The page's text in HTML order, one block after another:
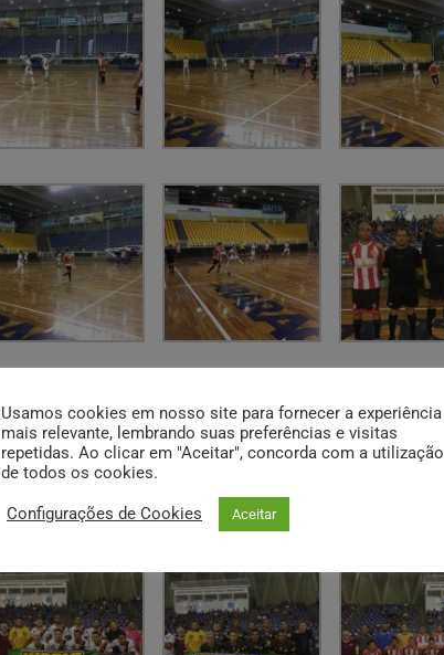
Usamos cookies em nosso site para fornecer a experiência
mais relevante, lembrando suas preferências e visitas
repetidas. Ao clicar em "Aceitar", concorda com a utilização
de todos os cookies.
Configurações de Cookies Aceitar